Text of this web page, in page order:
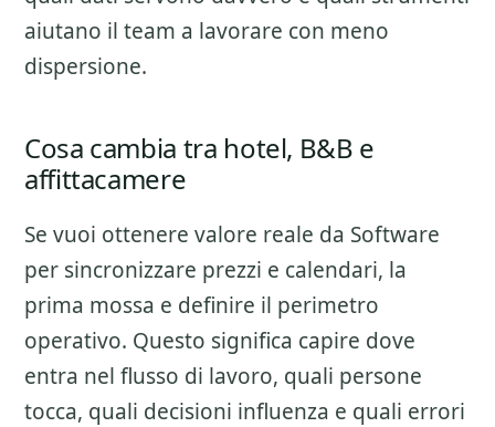
aiutano il team a lavorare con meno
dispersione.
Cosa cambia tra hotel, B&B e
affittacamere
Se vuoi ottenere valore reale da Software
per sincronizzare prezzi e calendari, la
prima mossa e definire il perimetro
operativo. Questo significa capire dove
entra nel flusso di lavoro, quali persone
tocca, quali decisioni influenza e quali errori